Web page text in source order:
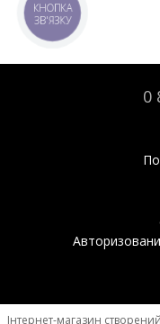
0
Інтернет-магазин
КНОПКА
ЗВ'ЯЗКУ